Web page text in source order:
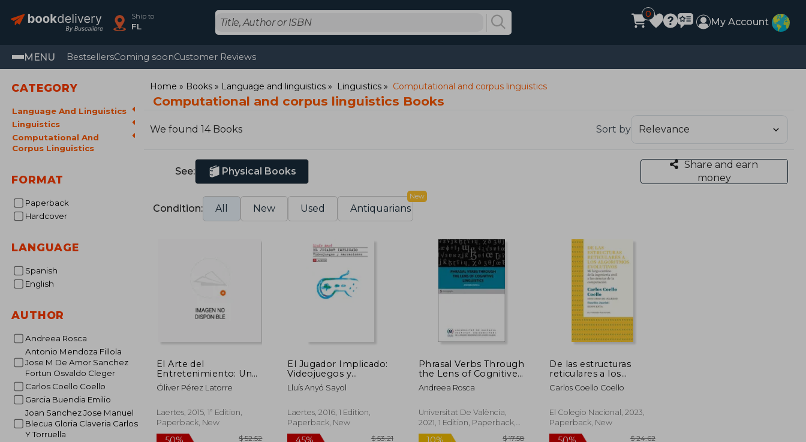
Ship to
FL
0
My Account
MENU BestsellersComing soonCustomer Reviews
CATEGORY
Language And Linguistics
Linguistics
Computational And
Corpus Linguistics
FORMAT
Paperback
Hardcover
LANGUAGE
Spanish
English
AUTHOR
Andreea Rosca
Antonio Mendoza Fillola
Jose M De Amor Sanchez
Fortun Osvaldo Cleger
Carlos Coello Coello
Garcia Buendia Emilio
Joan Sanchez Jose Manuel
Blecua Gloria Claveria Carlos
Y Torruella
Home Books Language and linguistics Linguistics Computational and corpus linguistics
Computational and corpus linguistics Books
We found 14 Books Sort by
See: Physical Books
Share and earn
money
Condition: All New Used Antiquarians
New
El Arte del
Entretenimiento: Un
Ensayo Sobre el
Diseño de
Narrativa, Videojuegos
y Redes Sociales (in
Óliver Pérez Latorre
Laertes, 2015, 1ª Edition,
Paperback, New
El Jugador Implicado:
Videojuegos y
Narraciones (in
Spanish)
Lluís Anyó Sayol
Laertes, 2016, 1 Edition,
Paperback, New
Phrasal Verbs Through
the Lens of Cognitive
Linguistics
Andreea Rosca
Universitat De València,
2021, 1 Edition, Paperback,
New
De las estructuras
reticulares a los
algoritmos evolutivos.
Mi largo camino de la
ciencias de la
computación (in
Carlos Coello Coello
El Colegio Nacional, 2023,
Paperback, New